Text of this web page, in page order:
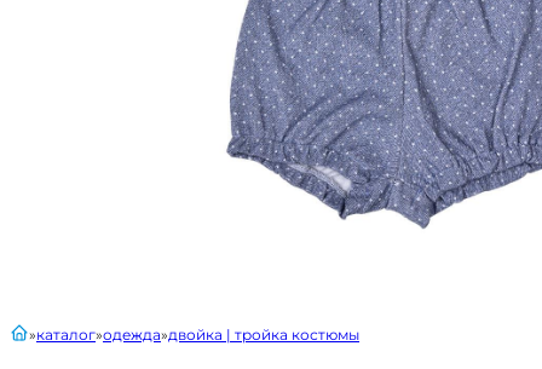
главнаякаталог одежда двойка | тройка костюмы